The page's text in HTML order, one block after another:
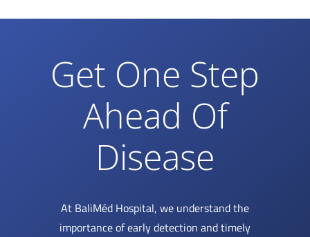
Get One Step
Ahead Of
Disease
At BaliMéd Hospital, we understand the
importance of early detection and timely